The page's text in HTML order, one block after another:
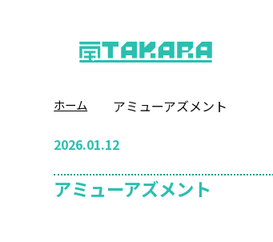
ホーム アミューアズメント
2026.01.12
アミューアズメント